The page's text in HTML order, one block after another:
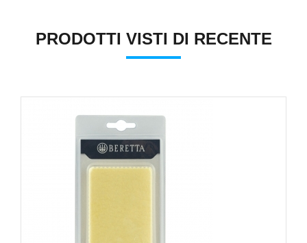
PRODOTTI VISTI DI RECENTE